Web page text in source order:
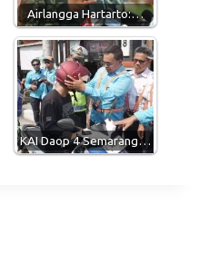
Airlangga Hartarto:…
KAI Daop 4 Semarang…